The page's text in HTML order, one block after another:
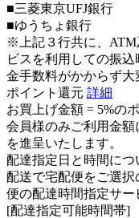
■三菱東京UFJ銀行
■ゆうちょ銀行
※上記３行共に、ATM
ビスを利用しての振
金手数料がかからず大
ポイント還元 詳細
お買上げ金額 = 5%の
会員様のみご利用金額
を進呈いたします。
配達指定日と時間につ
配送で宅配便をご選
便の配達時間指定サー
[配達指定可能時間帯]